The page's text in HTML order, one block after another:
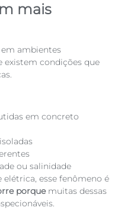
mais
ambientes
existem condições que
em concreto
ou salinidade
elétrica, esse fenômeno é
porquemuitas dessas